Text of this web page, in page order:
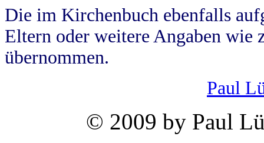
Die im Kirchenbuch ebenfalls
Eltern oder weitere Angaben wie
übernommen.
Paul
© 2009 by Paul